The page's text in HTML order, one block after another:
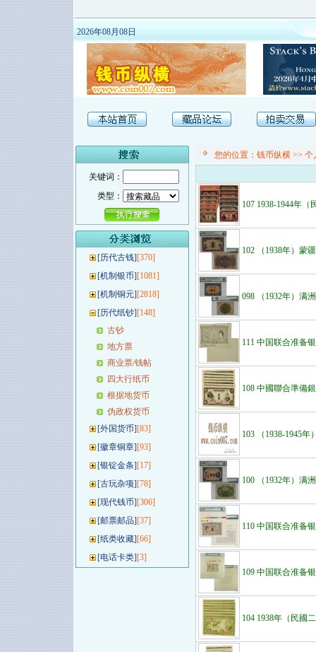
2026年08月08日
关键词：
类型：
[历代古钱][370]
[机制银币][1081]
[机制铜元][2818]
[历代纸钞][148]
古钞
地方票
商业票/钱帖
四大行纸币
根据地货币
伪政权货币
[外国货币][83]
[徽章铜章][93]
[银锭金条][17]
[古玩杂项][78]
[现代钱币][306]
[邮票邮品][37]
[纸类收藏][66]
[电话卡类][3]
您的位置： 钱币纵横 >> 个
107 1938-1944年
102 （1938年）蒙
098 （1932年）满
111 中国联合准备
108 中國聯合準備
103 （1938-1945
100 （1932年）满
110 中国联合准备
109 中国联合准备
104 1938年（民國